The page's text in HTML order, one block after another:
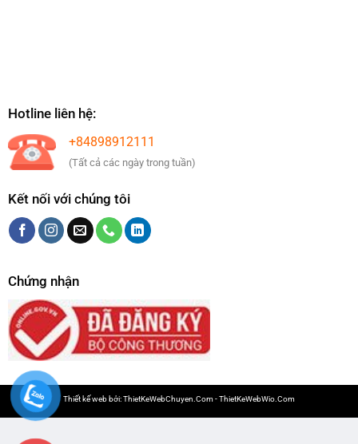
Hotline liên hệ:
+84898912111
(Tất cả các ngày trong tuần)
Kết nối với chúng tôi
Chứng nhận
Thiết kế web bởi:ThietKeWebChuyen.Com-ThietKeWebWio.Com